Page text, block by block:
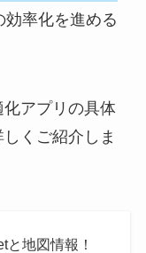
効率化を進める
アプリの具体
くご紹介しま
と地図情報！